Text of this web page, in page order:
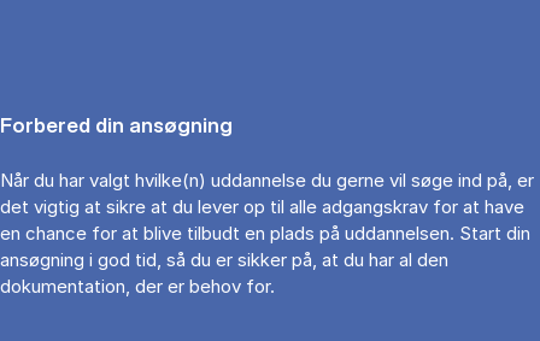
Forbered din ansøgning
Når du har valgt hvilke(n) uddannelse du gerne vil søge ind på, er
det vigtig at sikre at du lever op til alle adgangskrav for at have
en chance for at blive tilbudt en plads på uddannelsen. Start din
ansøgning i god tid, så du er sikker på, at du har al den
dokumentation, der er behov for.